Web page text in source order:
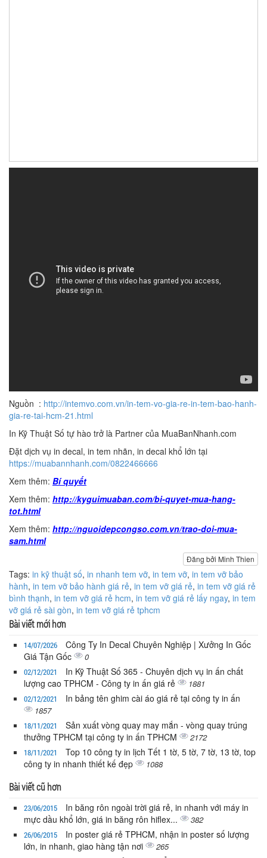
Nguồn : http://intemvo.com.vn/in-tem-vo-gia-re-in-tem-bao-hanh-
gia-re-tai-hcm-21.html
In Kỹ Thuật Số tự hào trở là Partner của MuaBanNhanh.com
Đặt dịch vụ in decal, in tem nhãn, in decal khổ lớn tại
https://muabannhanh.com/0822466666
Xem thêm: Bí quyết
Xem thêm: http://kyguimuaban.com/bi-quyet-mua-hang-
tot.html
Xem thêm: http://nguoidepcongso.com.vn/trao-doi-mua-
sam.html
Đăng bởi Minh Thien
Tags: in kỹ thuật số, in nhanh tem vỡ, in tem vỡ, in tem vỡ bảo
hành, in tem vỡ bảo hành giá rẻ, in tem vỡ giá rẻ, in tem vỡ giá rẻ
bình thạnh, in tem vỡ giá rẻ hcm, in tem vỡ giá rẻ lấy ngay, in tem
vỡ giá rẻ sài gòn, in tem vỡ giá rẻ tphcm
Bài viết mới hơn
14/07/2026
Công Ty In Decal Chuyên Nghiệp | Xưởng In Gốc
Giá Tận Gốc
0
02/12/2021
In Kỹ Thuật Số 365 - Chuyên dịch vụ in ấn chất
lượng cao TPHCM - Công ty in ấn giá rẻ
1881
02/12/2021 In bảng tên ghim cài áo giá rẻ tại công ty in ấn
1857
18/11/2021
Sản xuất vòng quay may mắn - vòng quay trúng
thưởng TPHCM tại công ty in ấn TPHCM
2172
18/11/2021
Top 10 công ty in lịch Tết 1 tờ, 5 tờ, 7 tờ, 13 tờ, top
công ty in nhanh thiết kế đẹp
1088
Bài viết cũ hơn
23/06/2015
In băng rôn ngoài trời giá rẻ, in nhanh với máy in
mực dầu khổ lớn, giá in băng rôn hiflex...
382
26/06/2015
In poster giá rẻ TPHCM, nhận in poster số lượng
lớn, in nhanh, giao hàng tận nơi
265